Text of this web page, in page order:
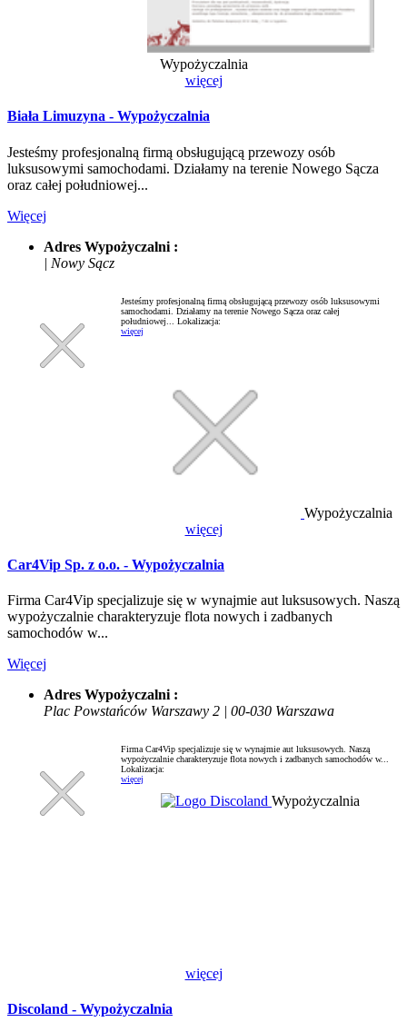
Wypożyczalnia
więcej
Biała Limuzyna - Wypożyczalnia
Jesteśmy profesjonalną firmą obsługującą przewozy osób
luksusowymi samochodami. Działamy na terenie Nowego Sącza
oraz całej południowej...
Więcej
Adres Wypożyczalni :
| Nowy Sącz
Jesteśmy profesjonalną firmą obsługującą przewozy osób luksusowymi
samochodami. Działamy na terenie Nowego Sącza oraz całej
południowej... Lokalizacja:
więcej
Wypożyczalnia
więcej
Car4Vip Sp. z o.o. - Wypożyczalnia
Firma Car4Vip specjalizuje się w wynajmie aut luksusowych. Naszą
wypożyczalnie charakteryzuje flota nowych i zadbanych
samochodów w...
Więcej
Adres Wypożyczalni :
Plac Powstańców Warszawy 2 | 00-030 Warszawa
Firma Car4Vip specjalizuje się w wynajmie aut luksusowych. Naszą
wypożyczalnie charakteryzuje flota nowych i zadbanych samochodów w...
Lokalizacja:
więcej
Wypożyczalnia
więcej
Discoland - Wypożyczalnia